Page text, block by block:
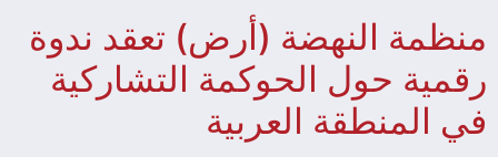
منظمة النهضة (أرض) تعقد ندوة
رقمية حول الحوكمة التشاركية
في المنطقة العربية